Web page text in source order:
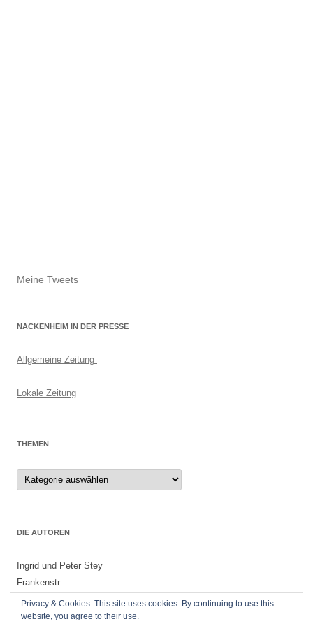
Meine Tweets
NACKENHEIM IN DER PRESSE
Allgemeine Zeitung
Lokale Zeitung
THEMEN
Themen
DIE AUTOREN
Ingrid und Peter Stey
Frankenstr.
55299 Nackenheim
Privacy & Cookies: This site uses cookies. By continuing to use this
website, you agree to their use.